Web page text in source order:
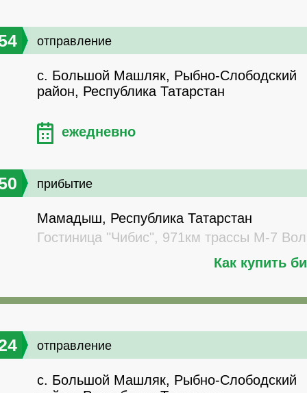
отправление
с. Большой Машляк, Рыбно-Слободский
район, Республика Татарстан
ежедневно
прибытие
Мамадыш, Республика Татарстан
Гостиница "Чибис", 971км трассы М-7
Как купить
отправление
с. Большой Машляк, Рыбно-Слободский